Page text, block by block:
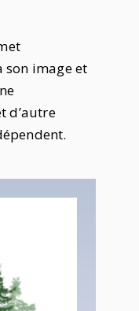
son image et
d’autre